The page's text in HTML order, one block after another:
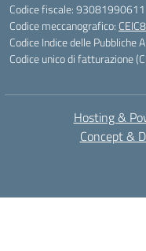
Codice fiscale: 93081990611
Codice meccanografico:
Codice Indice delle
Codice unico di fatturazione
Hosting &
Concept &